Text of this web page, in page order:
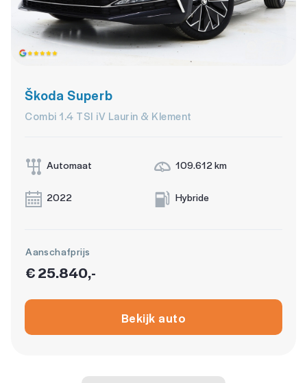
Škoda Superb
Combi 1.4 TSI iV Laurin & Klement
Automaat 109.612 km
2022 Hybride
Aanschafprijs
€ 25.840,-
Bekijk auto